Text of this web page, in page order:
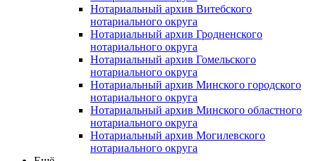
Нотариальный архив Витебского
нотариального округа
Нотариальный архив Гродненского
нотариального округа
Нотариальный архив Гомельского
нотариального округа
Нотариальный архив Минского городского
нотариального округа
Нотариальный архив Минского областного
нотариального округа
Нотариальный архив Могилевского
нотариального округа